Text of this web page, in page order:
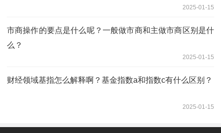
2025-01-15
市商操作的要点是什么呢？一般做市商和主做市商区别是什
么？
2025-01-15
财经领域基指怎么解释啊？基金指数a和指数c有什么区别？
2025-01-15